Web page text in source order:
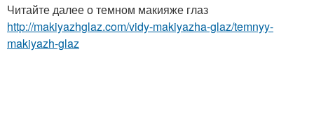
Читайте далее о темном макияже глаз
http://makiyazhglaz.com/vidy-makiyazha-glaz/temnyy-
makiyazh-glaz